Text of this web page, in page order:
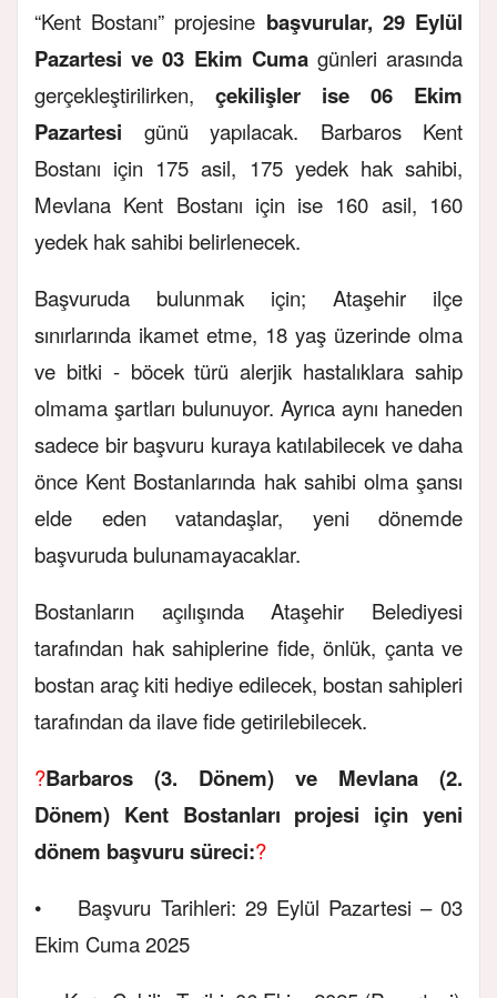
“Kent Bostanı” projesine başvurular, 29 Eylül
Pazartesi ve 03 Ekim Cuma günleri arasında
gerçekleştirilirken, çekilişler ise 06 Ekim
Pazartesi günü yapılacak. Barbaros Kent
Bostanı için 175 asil, 175 yedek hak sahibi,
Mevlana Kent Bostanı için ise 160 asil, 160
yedek hak sahibi belirlenecek.
Başvuruda bulunmak için; Ataşehir ilçe
sınırlarında ikamet etme, 18 yaş üzerinde olma
ve bitki - böcek türü alerjik hastalıklara sahip
olmama şartları bulunuyor. Ayrıca aynı haneden
sadece bir başvuru kuraya katılabilecek ve daha
önce Kent Bostanlarında hak sahibi olma şansı
elde eden vatandaşlar, yeni dönemde
başvuruda bulunamayacaklar.
Bostanların açılışında Ataşehir Belediyesi
tarafından hak sahiplerine fide, önlük, çanta ve
bostan araç kiti hediye edilecek, bostan sahipleri
tarafından da ilave fide getirilebilecek.
?Barbaros (3. Dönem) ve Mevlana (2.
Dönem) Kent Bostanları projesi için yeni
dönem başvuru süreci:?
• Başvuru Tarihleri: 29 Eylül Pazartesi – 03
Ekim Cuma 2025